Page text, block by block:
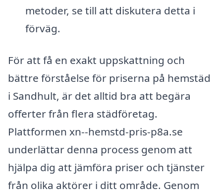
metoder, se till att diskutera detta i
förväg.
För att få en exakt uppskattning och
bättre förståelse för priserna på hemstäd
i Sandhult, är det alltid bra att begära
offerter från flera städföretag.
Plattformen xn--hemstd-pris-p8a.se
underlättar denna process genom att
hjälpa dig att jämföra priser och tjänster
från olika aktörer i ditt område. Genom